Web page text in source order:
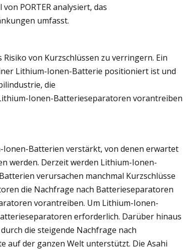
PORTER analysiert, das
umfasst.
von Kurzschlüssen zu verringern. Ein
Lithium-Ionen-Batterie positioniert ist und
die
Ionen-Batterieseparatoren vorantreiben
Batterien verstärkt, von denen erwartet
werden. Derzeit werden Lithium-Ionen-
verursachen manchmal Kurzschlüsse
die Nachfrage nach Batterieseparatoren
vorantreiben. Um Lithium-Ionen-
erforderlich. Darüber hinaus
die steigende Nachfrage nach
auf der ganzen Welt unterstützt. Die Asahi